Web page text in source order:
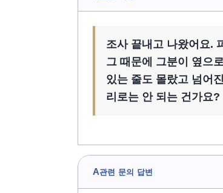
조사 끝내고 나왔어요.
그 때문에 그분이 옆으
있는 줄도 몰랐고 넘어
리로는 안 되는 건가요
A관련 문의 답변